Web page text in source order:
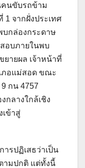
คนขับรถข้าม
จากฝั่งประเทศ
บกล่องกระดาษ
อบภายในพบ
ยายผล เจ้าหน้าที่
ภอแม่สอด ขณะ
กน 4757
กลางใกล้เชิง
เข้าสู่
ารปฏิเสธว่าเป็น
ามปกติ แต่ทั้งนี้